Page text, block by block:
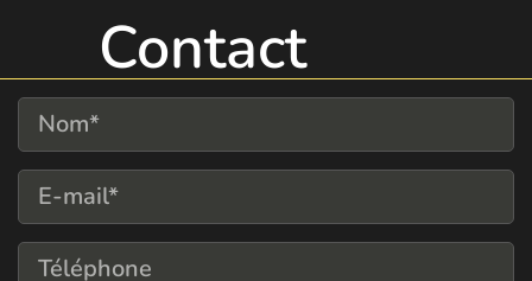
Contact